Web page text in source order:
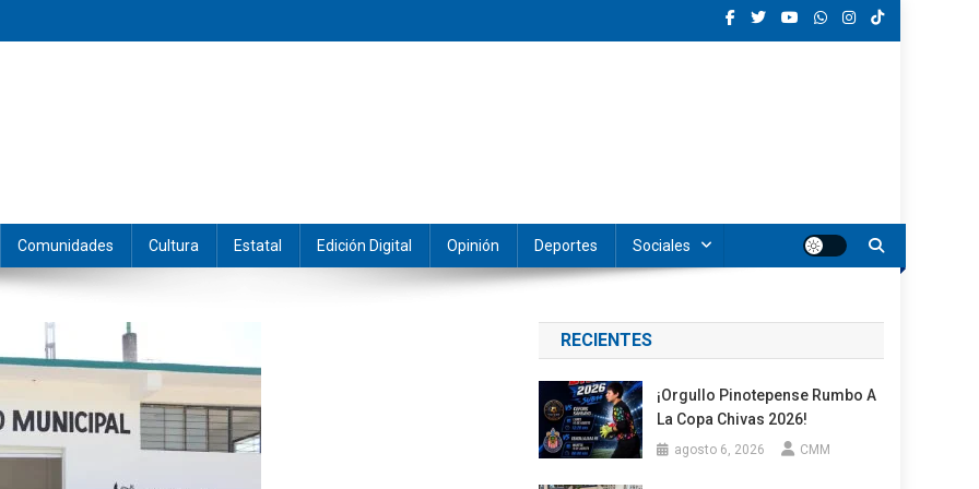
Comunidades Cultura Estatal Edición Digital Opinión Deportes Sociales
RECIENTES
¡Orgullo Pinotepense Rumbo A
La Copa Chivas 2026!
agosto 6, 2026 CMM